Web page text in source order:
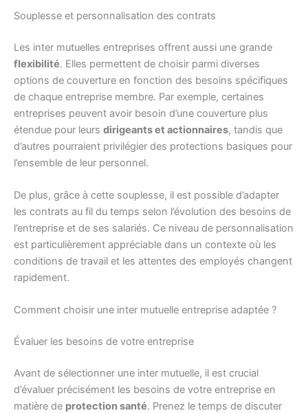
Souplesse et personnalisation des contrats
Les inter mutuelles entreprises offrent aussi une grande
flexibilité. Elles permettent de choisir parmi diverses
options de couverture en fonction des besoins spécifiques
de chaque entreprise membre. Par exemple, certaines
entreprises peuvent avoir besoin d’une couverture plus
étendue pour leurs dirigeants et actionnaires, tandis que
d’autres pourraient privilégier des protections basiques pour
l’ensemble de leur personnel.
De plus, grâce à cette souplesse, il est possible d’adapter
les contrats au fil du temps selon l’évolution des besoins de
l’entreprise et de ses salariés. Ce niveau de personnalisation
est particulièrement appréciable dans un contexte où les
conditions de travail et les attentes des employés changent
rapidement.
Comment choisir une inter mutuelle entreprise adaptée ?
Évaluer les besoins de votre entreprise
Avant de sélectionner une inter mutuelle, il est crucial
d’évaluer précisément les besoins de votre entreprise en
matière de protection santé. Prenez le temps de discuter